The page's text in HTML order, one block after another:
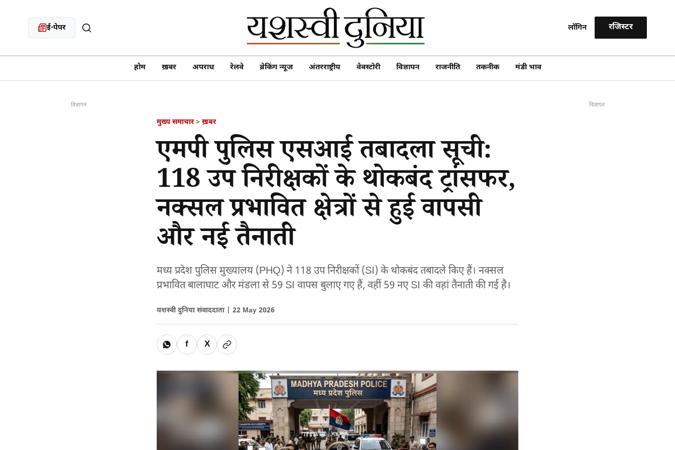
ई-पेपर लॉगिन रजिस्टर
होम ख़बर अपराध रेलवे ब्रेकिंग न्यूज अंतरराष्ट्रीय वेबस्टोरी विज्ञापन राजनीति तकनीक मंडी भाव
विज्ञापन
मुख्य समाचार> ख़बर
एमपी पुलिस एसआई तबादला सूची:
118 उप निरीक्षकों के थोकबंद ट्रांसफर,
नक्सल प्रभावित क्षेत्रों से हुई वापसी
और नई तैनाती
मध्य प्रदेश पुलिस मुख्यालय (PHQ) ने 118 उप निरीक्षकों (SI) के थोकबंद तबादले किए हैं। नक्सल
प्रभावित बालाघाट और मंडला से 59 SI वापस बुलाए गए हैं, वहीं 59 नए SI की वहां तैनाती की गई है।
यशस्वी दुनिया संवाददाता | 22 May 2026
f X
विज्ञापन